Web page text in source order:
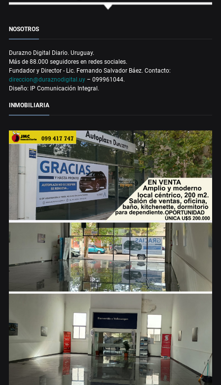
NOSOTROS
Durazno Digital Diario. Uruguay.
Más de 88.000 seguidores en redes sociales.
Fundador y Director - Lic. Fernando Salvador Báez. Contacto:
direccion@duraznodigital.uy – 099961044.
Diseño: IP Comunicación Integral.
INMOBILIARIA